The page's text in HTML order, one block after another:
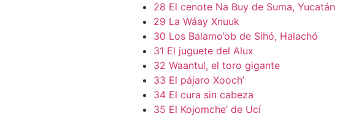
28 El cenote Na Buy de Suma, Yucatán
29 La Wáay Xnuuk
30 Los Balamo’ob de Sihó, Halachó
31 El juguete del Alux
32 Waantul, el toro gigante
33 El pájaro Xooch’
34 El cura sin cabeza
35 El Kojomche’ de Ucí